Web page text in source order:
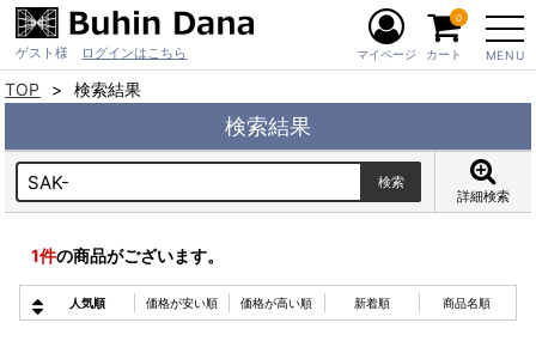
ゲスト様 ログインはこちら MENU
マイページ カート
0
TOP 検索結果
検索結果
詳細検索
1件の商品がございます。
人気順 価格が安い順 価格が高い順 新着順 商品名順